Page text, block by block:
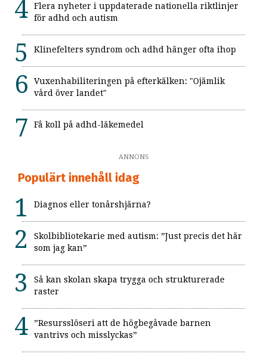
Flera nyheter i uppdaterade nationella riktlinjer
för adhd och autism
Klinefelters syndrom och adhd hänger ofta ihop
Vuxenhabiliteringen på efterkälken: "Ojämlik
vård över landet"
Få koll på adhd-läkemedel
ANNONS
Populärt innehåll idag
Diagnos eller tonårshjärna?
Skolbibliotekarie med autism: ”Just precis det här
som jag kan”
Så kan skolan skapa trygga och strukturerade
raster
”Resursslöseri att de högbegåvade barnen
vantrivs och misslyckas”